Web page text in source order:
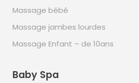
Massage bébé
Massage jambes lourdes
Massage Enfant – de 10ans
Baby Spa